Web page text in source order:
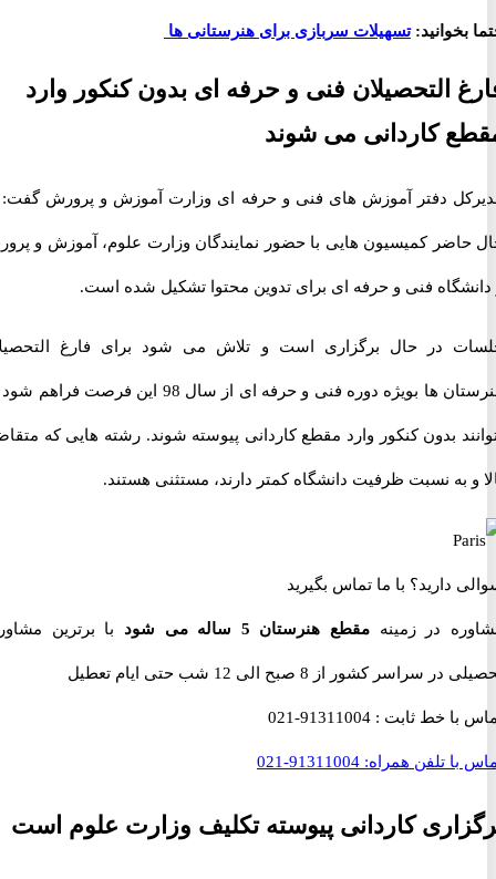
تسهیلات سربازی برای هنرستانی ها
التحصیلان فنی و حرفه ای بدون کنکور وارد
کاردانی می شوند
دفتر آموزش های فنی و حرفه ای وزارت آموزش و پرورش گفت: در
کمیسیون هایی با حضور نمایندگان وزارت علوم، آموزش و پرورش
فنی و حرفه ای برای تدوین محتوا تشکیل شده است.
در حال برگزاری است و تلاش می شود برای فارغ التحصیلان
هنرستان ها بویژه دوره فنی و حرفه ای از سال 98 این فرصت فراهم شود که
بدون کنکور وارد مقطع کاردانی پیوسته شوند. رشته هایی که متقاضی
به نسبت ظرفیت دانشگاه کمتر دارند، مستثنی هستند.
دارید؟ با ما تماس بگیرید
در زمینهمقطع هنرستان 5 ساله می شود با برترین مشاوران
کشور از 8 صبح الی 12 شب حتی ایام تعطیل
با خط ثابت :91311004-021
تلفن همراه:91311004-021
کاردانی پیوسته تکلیف وزارت علوم است